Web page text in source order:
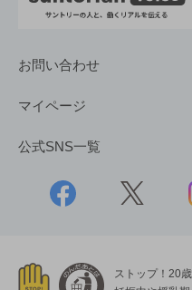
お問い合わせ
マイページ
公式SNS一覧
ストップ！20